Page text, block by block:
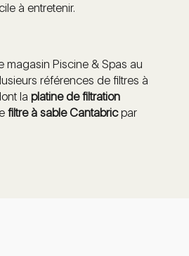
à entretenir.
magasin Piscine & Spas au
références de filtres à
laplatine de filtration
filtre à sable Cantabricpar